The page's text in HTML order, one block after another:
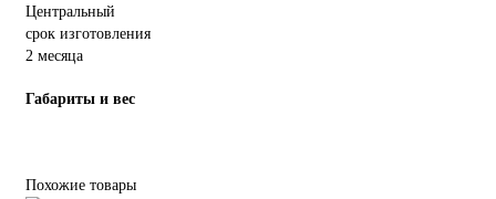
Центральный
срок изготовления
2 месяца
Габариты и вес
Похожие товары